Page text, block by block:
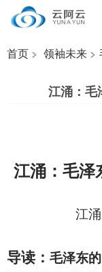
首页 领袖未来
江涌：毛
江涌 ：毛
江涌
导读： 毛泽东